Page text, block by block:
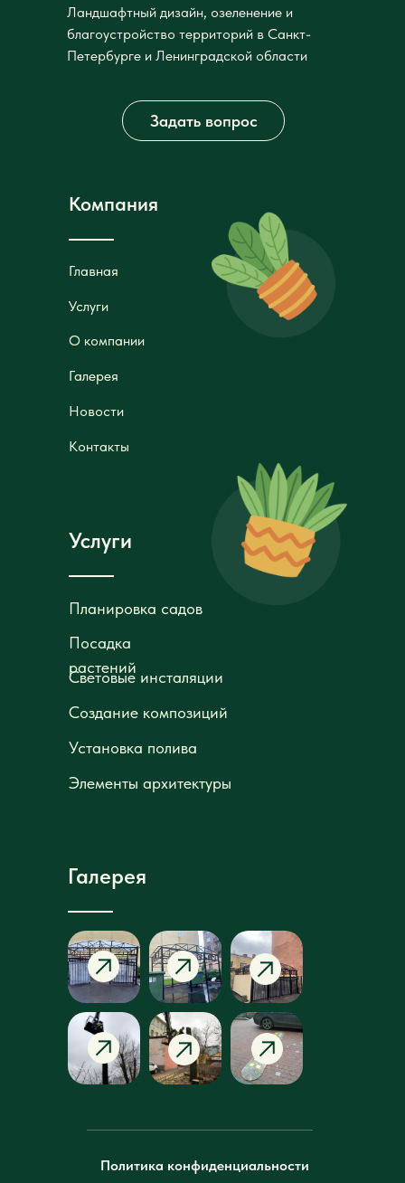
благоустройство территорий в Санкт-
Петербурге и Ленинградской области
Задать вопрос
Галерея
Элементы архитектуры
Элементы архитектуры
Установка полива
Установка полива
Создание композиций
Создание композиций
Световые инсталяции
Световые инсталяции
Посадка
растений
Посадка
растений
Планировка садов
Планировка садов
Услуги
Контакты
Контакты
Новости
Новости
Галерея
Галерея
О компании
О компании
Услуги
Услуги
Главная
Главная
Компания
Политика конфиденциальности